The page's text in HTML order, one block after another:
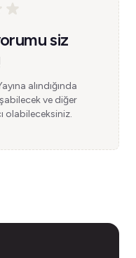
siz
alındığında
ve diğer
olabileceksiniz.